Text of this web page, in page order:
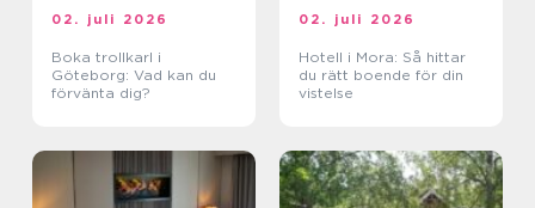
02. juli 2026
Boka trollkarl i
Göteborg: Vad kan du
förvänta dig?
02. juli 2026
Hotell i Mora: Så hittar
du rätt boende för din
vistelse